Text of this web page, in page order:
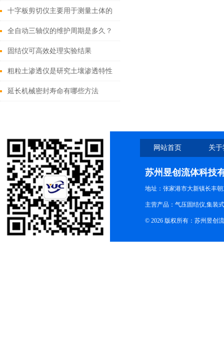
抗剪切强度的仪器
十字板剪切仪主要用于测量土体的
抗剪强度
全自动三轴仪的维护周期是多久？
固结仪可高效处理实验结果
粗粒土渗透仪是研究土壤渗透特性
的重要工具
延长机械密封寿命有哪些方法
网站首页 关
苏州昱创流体科技
地址：张家港市大新镇长丰
主营产品：气压固结仪,集装
© 2026 版权所有：苏州昱创